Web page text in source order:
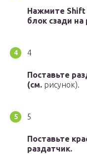
Нажмите Shift
блок сзади на
4
Поставьте
(см. рисунок).
5
Поставьте
раздатчик.